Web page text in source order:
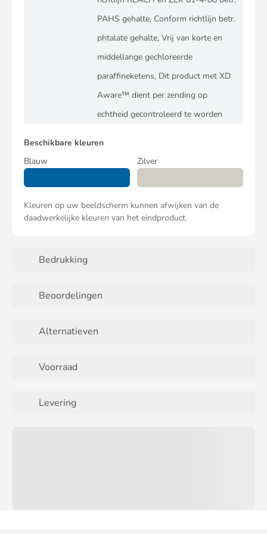
PAHS gehalte, Conform richtlijn betr.
phtalate gehalte, Vrij van korte en
middellange gechloreerde
paraffineketens, Dit product met XD
Aware™ dient per zending op
echtheid gecontroleerd te worden
Beschikbare kleuren
Blauw
Zilver
Kleuren op uw beeldscherm kunnen afwijken van de
daadwerkelijke kleuren van het eindproduct.
Bedrukking
Beoordelingen
Alternatieven
Voorraad
Levering